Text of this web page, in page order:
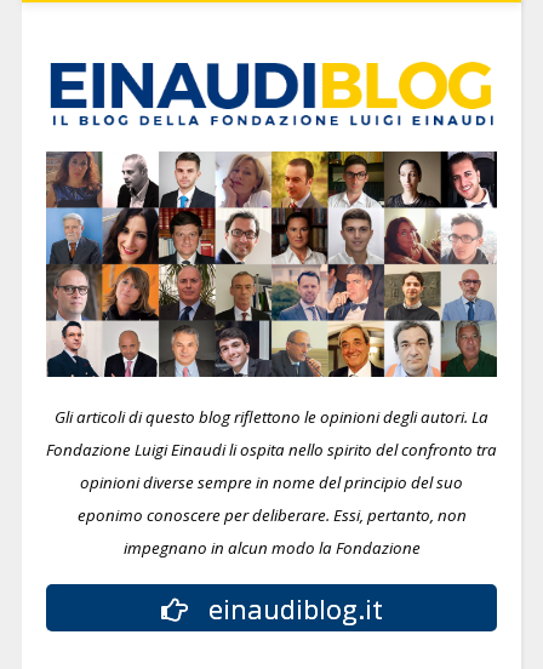
Gli articoli di questo blog riflettono le opinioni degli autori. La
Fondazione Luigi Einaudi li ospita nello spirito del confronto tra
opinioni diverse sempre in nome del principio del suo
eponimo conoscere per deliberare. Essi, pertanto, non
impegnano in alcun modo la Fondazione
einaudiblog.it